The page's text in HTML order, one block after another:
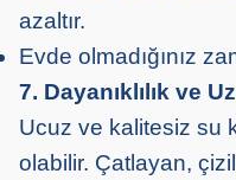
azaltır.
Evde olmadığınız
7. Dayanıklılık ve
Ucuz ve kalitesiz su
olabilir. Çatlayan,